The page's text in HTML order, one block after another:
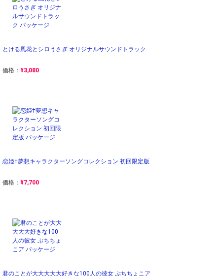
とける風花とシロうさぎ オリジナルサウンドトラック
価格： ¥3,080
恋姫†夢想キャラクターソングコレクション 初回限定版
価格： ¥7,700
君のことが大大大大大好きな100人の彼女 ぷちちょこア